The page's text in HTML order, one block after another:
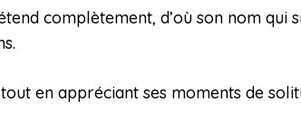
complètement, d’où son nom qui
en appréciant ses moments de